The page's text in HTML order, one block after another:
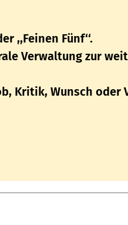
,,Feinen Fünf‘‘.
Verwaltung zur
Kritik, Wunsch oder